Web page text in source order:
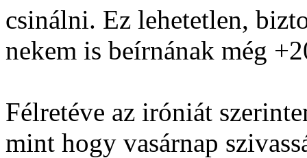
csinálni. Ez lehetetlen,
nekem is beírnának még
Félretéve az iróniát
mint hogy vasárnap